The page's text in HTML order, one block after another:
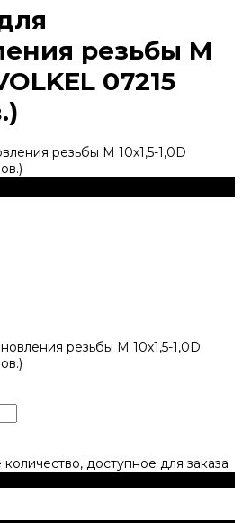
резьбы M
07215
резьбы M 10х1,5-1,0D
доступное для заказа